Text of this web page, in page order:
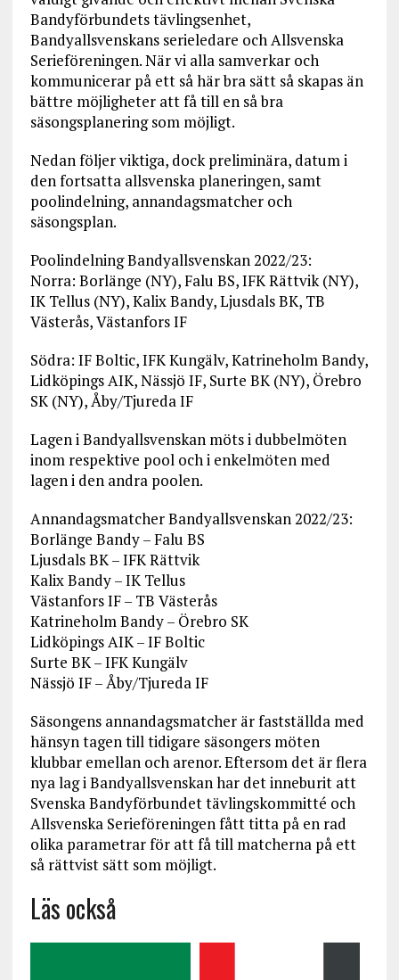
Bandyförbundets tävlingsenhet,
Bandyallsvenskans serieledare och Allsvenska
Serieföreningen. När vi alla samverkar och
kommunicerar på ett så här bra sätt så skapas än
bättre möjligheter att få till en så bra
säsongsplanering som möjligt.
Nedan följer viktiga, dock preliminära, datum i
den fortsatta allsvenska planeringen, samt
poolindelning, annandagsmatcher och
säsongsplan.
Poolindelning Bandyallsvenskan 2022/23:
Norra: Borlänge (NY), Falu BS, IFK Rättvik (NY),
IK Tellus (NY), Kalix Bandy, Ljusdals BK, TB
Västerås, Västanfors IF
Södra: IF Boltic, IFK Kungälv, Katrineholm Bandy,
Lidköpings AIK, Nässjö IF, Surte BK (NY), Örebro
SK (NY), Åby/Tjureda IF
Lagen i Bandyallsvenskan möts i dubbelmöten
inom respektive pool och i enkelmöten med
lagen i den andra poolen.
Annandagsmatcher Bandyallsvenskan 2022/23:
Borlänge Bandy – Falu BS
Ljusdals BK – IFK Rättvik
Kalix Bandy – IK Tellus
Västanfors IF – TB Västerås
Katrineholm Bandy – Örebro SK
Lidköpings AIK – IF Boltic
Surte BK – IFK Kungälv
Nässjö IF – Åby/Tjureda IF
Säsongens annandagsmatcher är fastställda med
hänsyn tagen till tidigare säsongers möten
klubbar emellan och arenor. Eftersom det är flera
nya lag i Bandyallsvenskan har det inneburit att
Svenska Bandyförbundet tävlingskommitté och
Allsvenska Serieföreningen fått titta på en rad
olika parametrar för att få till matcherna på ett
så rättvist sätt som möjligt.
Läs också